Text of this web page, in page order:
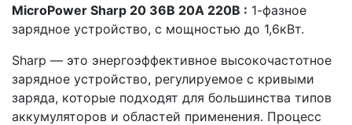
MicroPower Sharp 20 36В 20А 220В : 1-фазное
зарядное устройство, с мощностью до 1,6кВт.
Sharp — это энергоэффективное высокочастотное
зарядное устройство, регулируемое с кривыми
заряда, которые подходят для большинства типов
аккумуляторов и областей применения. Процесс